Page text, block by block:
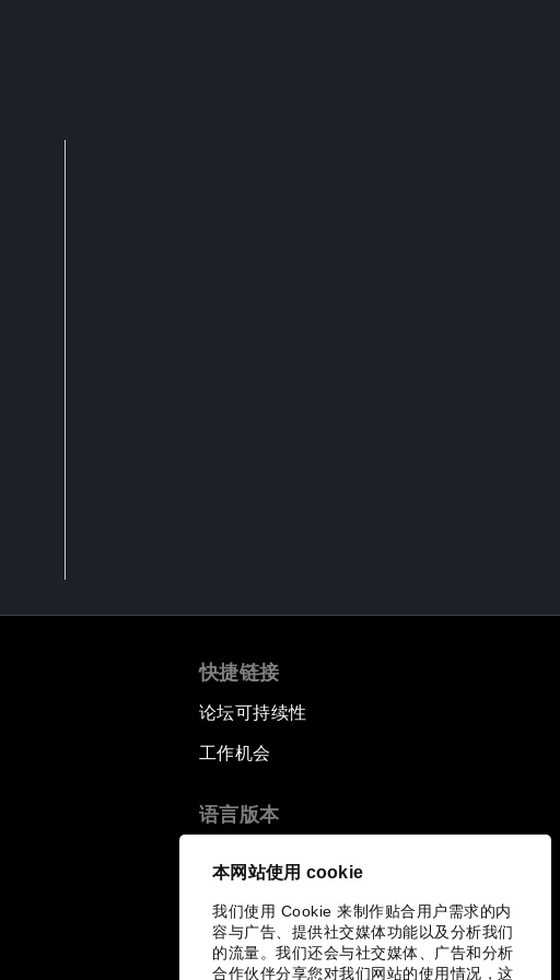
本网站使用 cookie
我们使用 Cookie 来制作贴合用户需求的内
容与广告、提供社交媒体功能以及分析我们
的流量。我们还会与社交媒体、广告和分析
合作伙伴分享您对我们网站的使用情况，这
快捷链接
论坛可持续性
工作机会
语言版本